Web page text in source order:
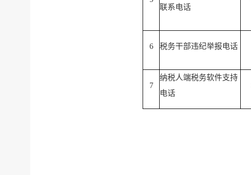
联系电话
6 税务干部违纪举报电话
7
纳税人端税务软件支持
电话